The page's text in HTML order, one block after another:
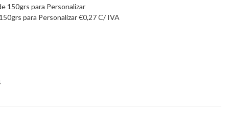
para Personalizar€0,27C/ IVA